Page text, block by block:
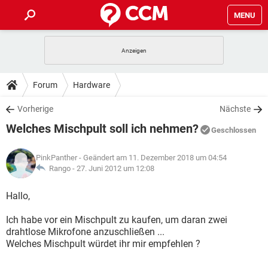
MENU
ANDROID
WINDOWS 10
WHATSAPP TIKTOK
FACEBOOK
TIPPS & TRICKS
SPIELE
WHATSAPP TIKTOK
FACEBOOK
DOWNLOADS
SPIELE STREAMING
ANDROID
WINDOWS 10 INSTAGRAM
WHATSAPP
SPIELE STREAMING
ANDROID
WINDOWS 10
WHATSAPP TIKTOK
FACEBOOK HARDWARE
LEXIKON
SPIELE
WINDOWS 10 INSTAGRAM
TIKTOK
Forum Hardware
Vorherige Nächste
Welches Mischpult soll ich nehmen? Geschlossen
PinkPanther - Geändert am 11. Dezember 2018 um 04:54
Rango - 27. Juni 2012 um 12:08
Hallo,
Ich habe vor ein Mischpult zu kaufen, um daran zwei
drahtlose Mikrofone anzuschließen ...
Welches Mischpult würdet ihr mir empfehlen ?